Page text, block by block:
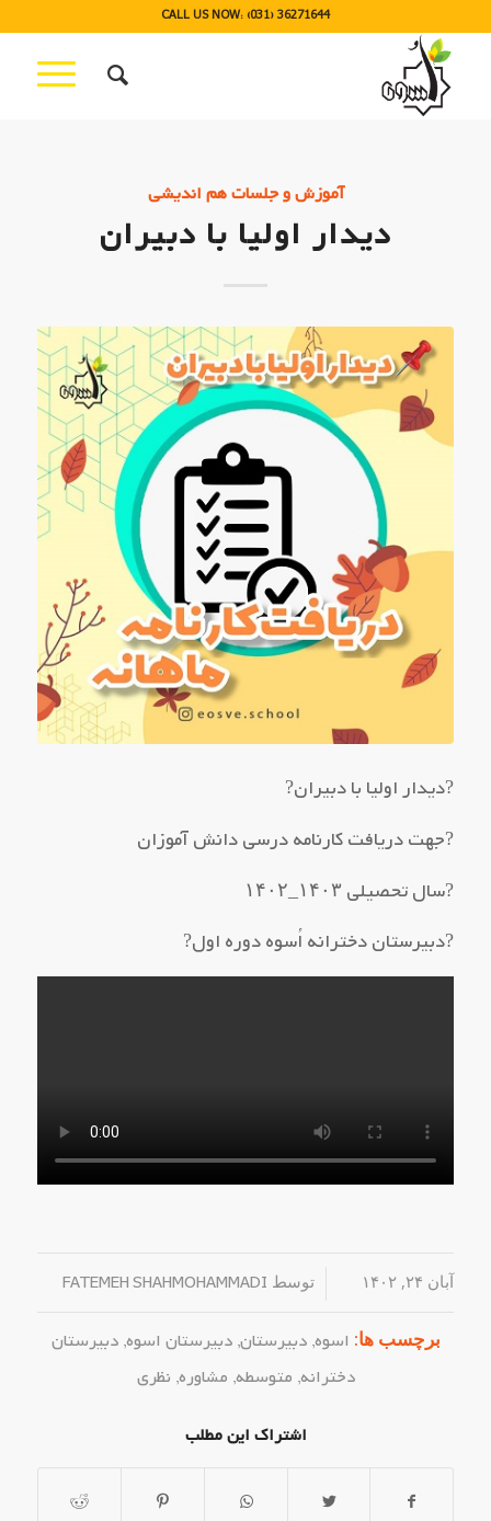
CALL US NOW: (031) 36271644
آموزش و جلسات هم اندیشی
دیدار اولیا با دبیران
?دیدار اولیا با دبیران?
?جهت دریافت کارنامه درسی دانش آموزان
?سال تحصیلی ۱۴۰۳_۱۴۰۲
?دبیرستان دخترانه اُسوه دوره اول?
آبان ۲۴, ۱۴۰۲ / توسط FATEMEH SHAHMOHAMMADI
برچسب ها: اسوه,دبیرستان,دبیرستان اسوه,دبیرستان
دخترانه, متوسطه, مشاوره, نظری
اشتراک این مطلب